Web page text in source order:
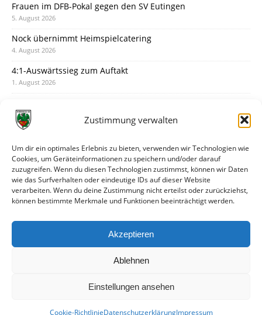
Zustimmung verwalten
Um dir ein optimales Erlebnis zu bieten, verwenden wir Technologien wie
Cookies, um Geräteinformationen zu speichern und/oder darauf
zuzugreifen. Wenn du diesen Technologien zustimmst, können wir Daten
wie das Surfverhalten oder eindeutige IDs auf dieser Website
verarbeiten. Wenn du deine Zustimmung nicht erteilst oder zurückziehst,
können bestimmte Merkmale und Funktionen beeinträchtigt werden.
Akzeptieren
Ablehnen
Einstellungen ansehen
Cookie-RichtlinieDatenschutzerklärungImpressum
Frauen im DFB-Pokal gegen den SV Eutingen
5. August 2026
Nock übernimmt Heimspielcatering
4. August 2026
4:1-Auswärtssieg zum Auftakt
1. August 2026
31. Juli 2026
30. Juli 2026
Deine Spielminute: 89+1
28. Juli 2026
Neuer Rückensponsor
Neue Podcast-Folge: So tickt Björn!
27. Juli 2026